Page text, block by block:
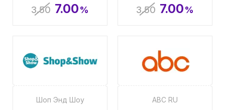
3.50 7.00% 3.50 7.00%
Шоп Энд Шоу ABC RU